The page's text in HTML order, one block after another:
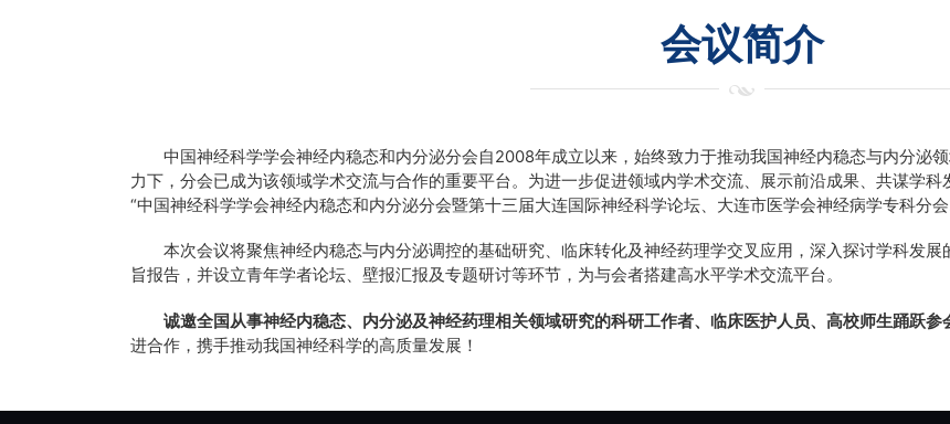
会议简介
中国神经科学学会神经内稳态和内分泌分会自2008年成立以来，始终致力于推动我国神经内稳态与内分泌
力下，分会已成为该领域学术交流与合作的重要平台。为进一步促进领域内学术交流、展示前沿成果、共谋学科
“中国神经科学学会神经内稳态和内分泌分会暨第十三届大连国际神经科学论坛、大连市医学会神经病学专科分会
本次会议将聚焦神经内稳态与内分泌调控的基础研究、临床转化及神经药理学交叉应用，深入探讨学科发
旨报告，并设立青年学者论坛、壁报汇报及专题研讨等环节，为与会者搭建高水平学术交流平台。
诚邀全国从事神经内稳态、内分泌及神经药理相关领域研究的科研工作者、临床医护人员、高校师生踊跃参
进合作，携手推动我国神经科学的高质量发展！